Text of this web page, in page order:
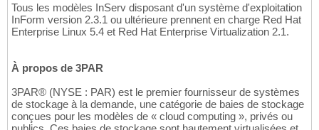
Tous les modèles InServ disposant d'un système d'exploitation
InForm version 2.3.1 ou ultérieure prennent en charge Red Hat
Enterprise Linux 5.4 et Red Hat Enterprise Virtualization 2.1.
À propos de 3PAR
3PAR® (NYSE : PAR) est le premier fournisseur de systèmes
de stockage à la demande, une catégorie de baies de stockage
conçues pour les modèles de « cloud computing », privés ou